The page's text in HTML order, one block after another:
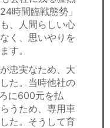
時間臨戦態勢」
、人間らしい心
く、思いやりを
す。
忠実なため、大
た。当時他社の
に600元を払
うため、専用車
た。そうして育